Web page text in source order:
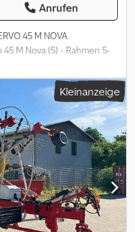
Anrufen
45 M NOVA
M Nova (5) - Rahmen 5-
cm - Körperabstand 95
SERVO 4000 -
- Streifenkörper 38
Dcodpfx Ajzlva Isfzjk -
letzter Körper
500 gezackt
für Packer -
(340/50 x 16)
4000
Kleinanzeige